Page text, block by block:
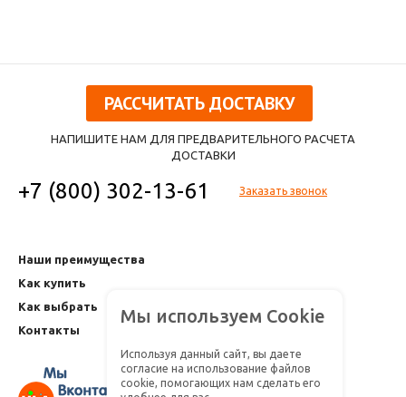
РАССЧИТАТЬ ДОСТАВКУ
НАПИШИТЕ НАМ ДЛЯ ПРЕДВАРИТЕЛЬНОГО РАСЧЕТА
ДОСТАВКИ
+7 (800) 302-13-61 Заказать звонок
Наши преимущества
Как купить
Как выбрать
Контакты
Мы используем Cookie
Используя данный сайт, вы даете
согласие на использование файлов
cookie, помогающих нам сделать его